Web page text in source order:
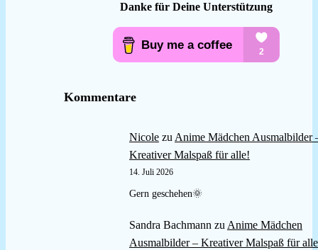
Danke für Deine Unterstützung
Kommentare
Nicole zu Anime Mädchen Ausmalbilder
Kreativer Malspaß für alle!
14. Juli 2026
Gern geschehen🌞
Sandra Bachmann zu Anime Mädchen
Ausmalbilder – Kreativer Malspaß für